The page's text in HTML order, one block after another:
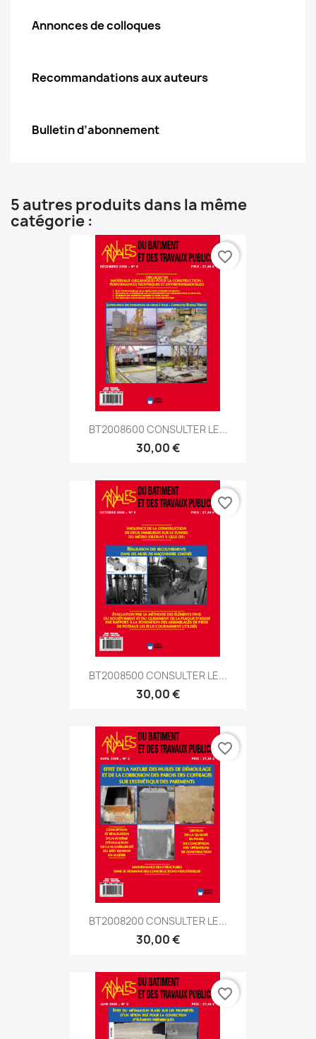
Annonces de colloques
Recommandations aux auteurs
Bulletin d’abonnement
5 autres produits dans la même
catégorie :
BT2008600 CONSULTER LE...
30,00 €
favorite_border
BT2008500 CONSULTER LE...
30,00 €
favorite_border
BT2008200 CONSULTER LE...
30,00 €
favorite_border
favorite_border